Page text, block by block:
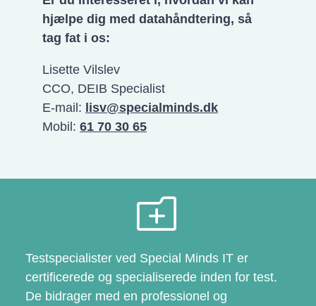
hjælpe dig med datahåndtering, så
tag fat i os:
Lisette Vilslev
CCO, DEIB Specialist
E-mail: lisv@specialminds.dk
Mobil: 61 70 30 65
o
Testspecialister ved Special Minds IT er
certificerede og specialiserede inden for test.
De bidrager med en professionel og